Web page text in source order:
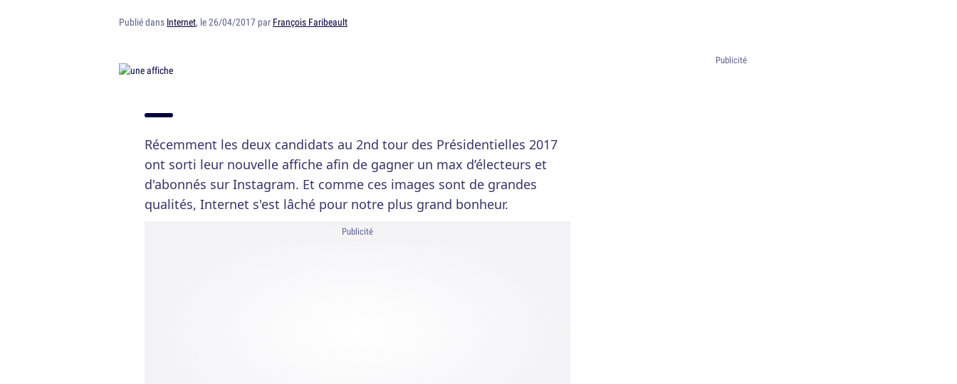
Publié dans Internet, le 26/04/2017 par François Faribeault
Récemment les deux candidats au 2nd tour des Présidentielles 2017
ont sorti leur nouvelle affiche afin de gagner un max d’électeurs et
d'abonnés sur Instagram. Et comme ces images sont de grandes
qualités, Internet s'est lâché pour notre plus grand bonheur.
Publicité